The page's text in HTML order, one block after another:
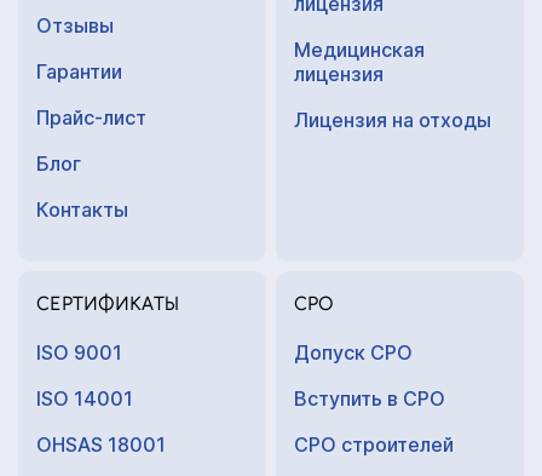
Отзывы
Гарантии
Прайс-лист
Блог
Контакты
Медицинская
лицензия
Лицензия на отходы
СЕРТИФИКАТЫ
ISO 9001
ISO 14001
OHSAS 18001
СРО
Допуск СРО
Вступить в СРО
СРО строителей